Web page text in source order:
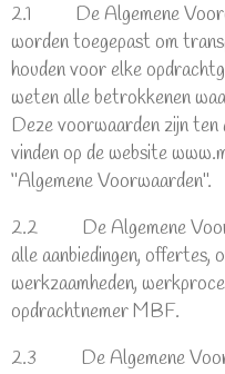
2.1 De Algemene
worden toegepast om
houden voor elke
weten alle betrokkenen
Deze voorwaarden zijn
vinden op de website
‘’Algemene Voorwaarden’’.
2.2 De Algemene
alle aanbiedingen, offertes,
werkzaamheden,
opdrachtnemer MBF.
2.3 De Algemene